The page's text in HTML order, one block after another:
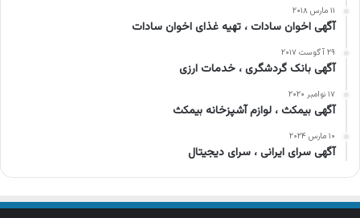
۱۱ مارس ۲۰۱۸
آگهی اخوان سادات ، تهیه غذای اخوان سادات
۲۹ آگوست ۲۰۱۷
آگهی بانک گردشگری ، خدمات ارزی
۱۷ نوامبر ۲۰۲۰
آگهی بیمکث ، لوازم آشپزخانه بیمکث
۱۰ مارس ۲۰۲۴
آگهی سرای ایرانی ، سرای دیجیتال